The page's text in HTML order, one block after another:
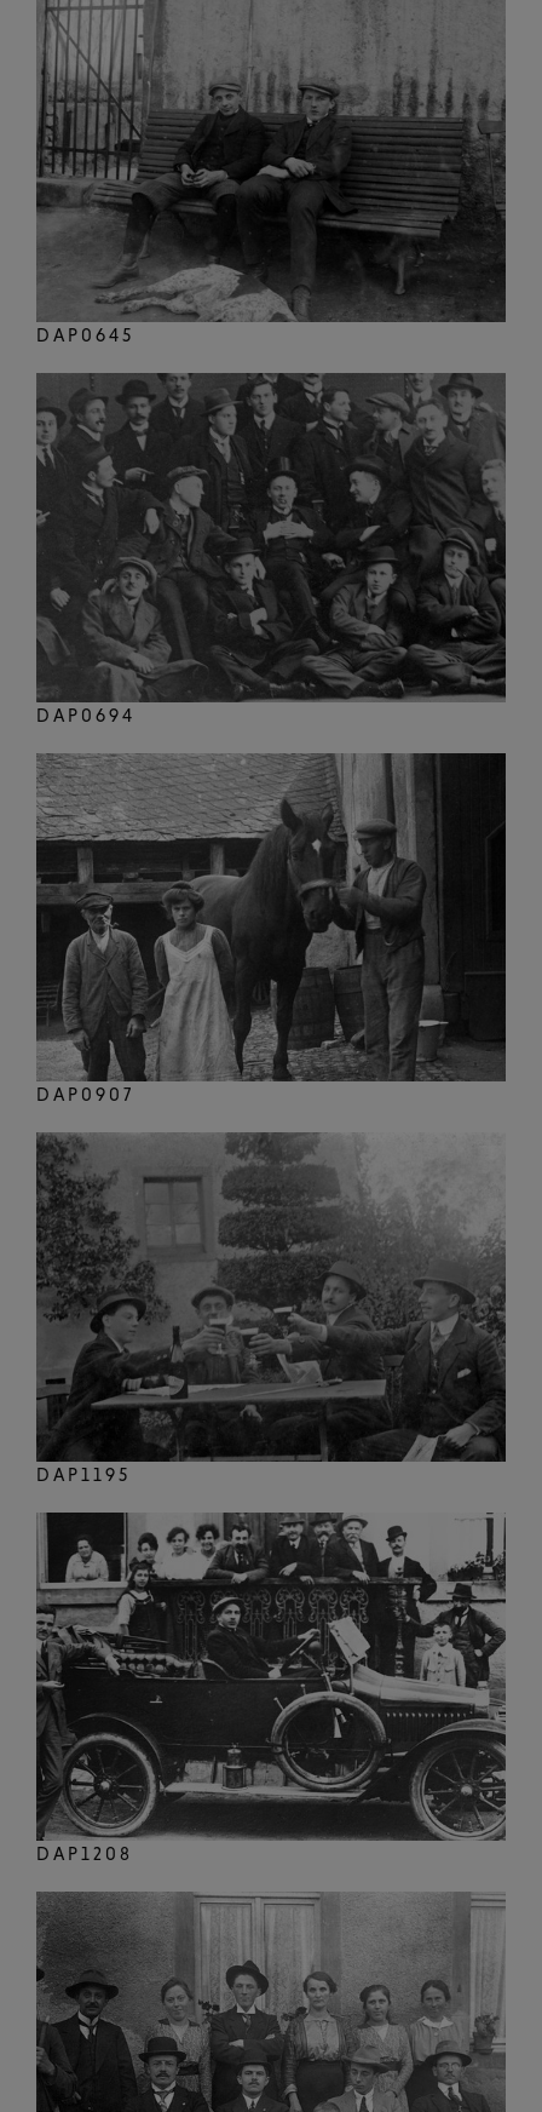
DAP0645
DAP0694
DAP0907
DAP1195
DAP1208